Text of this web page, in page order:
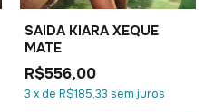
SAIDA KIARA XEQUE
MATE
R$556,00
3 xde R$185,33 sem juros